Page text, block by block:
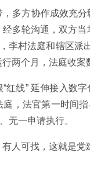
，多方协作成效充
多轮沟通，双方
李村法庭和辖区派
两个月，法庭收
红线” 延伸接入数
庭，法官第一时间
无一申请执行。
人可找，这就是党